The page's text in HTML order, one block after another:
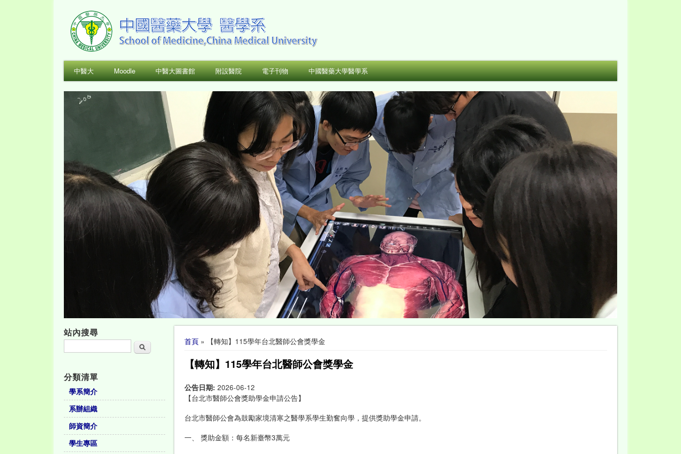
中醫大 Moodle 中醫大圖書館 附設醫院 電子刊物 中國醫藥大學醫學系
您在這裡
首頁 » 【轉知】115學年台北醫師公會獎學金
【轉知】115學年台北醫師公會獎學金
公告日期:2026-06-12
【台北市醫師公會獎助學金申請公告】
台北市醫師公會為鼓勵家境清寒之醫學系學生勤奮向學，提供獎助學金申請。
一、 獎助金額：每名新臺幣3萬元
站內搜尋
搜尋
分類清單
學系簡介
系辦組織
師資簡介
學生專區